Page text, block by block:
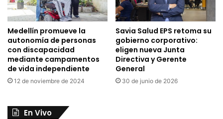
Medellín promueve la
autonomía de personas
con discapacidad
mediante campamentos
de vida independiente
12 de noviembre de 2024
Savia Salud EPS retoma su
gobierno corporativo:
eligen nueva Junta
Directiva y Gerente
General
30 de junio de 2026
En Vivo